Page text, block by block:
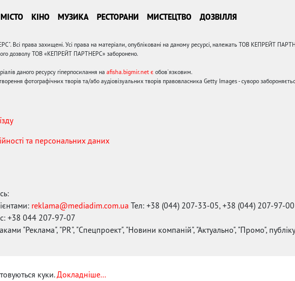
МІСТО КІНО МУЗИКА РЕСТОРАНИ МИСТЕЦТВО ДОЗВІЛЛЯ
права захищені. Усі права на матеріали, опубліковані на даному ресурсі, належать ТОВ КЕПРЕЙТ
дозволу ТОВ «КЕПРЕЙТ ПАРТНЕРС» заборонено.
даного ресурсу гіперпосилання на afisha.bigmir.net є обов'язковим.
фотографічних творів та/або аудіовізуальних творів правовласника Getty Images - суворо
та персональних даних
reklama@mediadim.com.ua Тел: +38 (044) 207-33-05, +38 (044) 207-97-00
+38 044 207-97-07
"Реклама", "PR", "Спецпроект", "Новини компаній", "Актуально", "Промо",
куки.Докладніше...